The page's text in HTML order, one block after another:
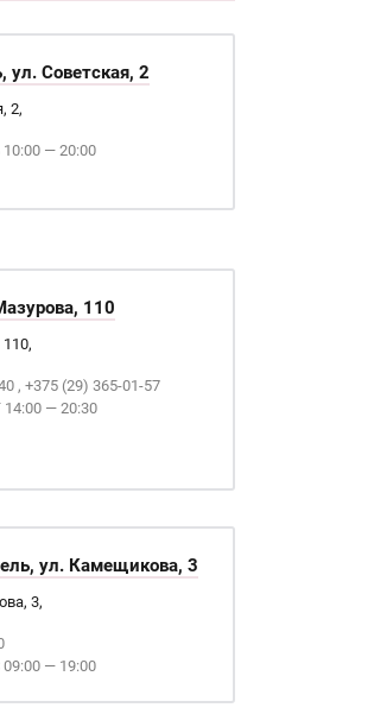
ул. Советская, 2
2,
— 20:00
110
, +375 (29) 365-01-57
— 20:30
ул. Камещикова, 3
3,
— 19:00